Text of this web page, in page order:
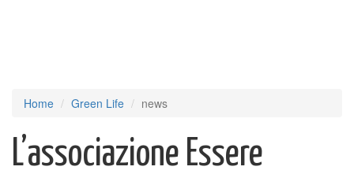
Home Green Life news
L’associazione Essere